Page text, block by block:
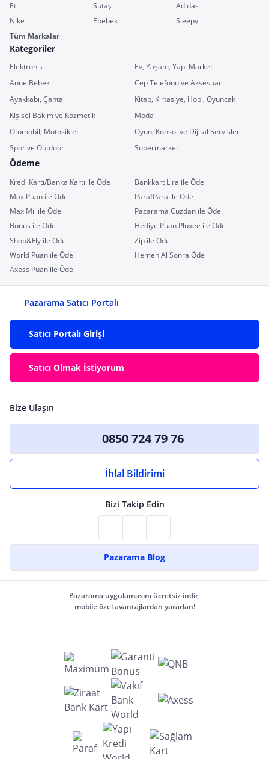
Eti
Sütaş
Adidas
Nike
Ebebek
Sleepy
Tüm Markalar
Kategoriler
Elektronik
Ev, Yaşam, Yapı Market
Anne Bebek
Cep Telefonu ve Aksesuar
Ayakkabı, Çanta
Kitap, Kırtasiye, Hobi, Oyuncak
Kişisel Bakım ve Kozmetik
Moda
Otomobil, Motosiklet
Oyun, Konsol ve Dijital Servisler
Spor ve Outdoor
Süpermarket
Ödeme
Kredi Kartı/Banka Kartı ile Öde
Bankkart Lira ile Öde
MaxiPuan ile Öde
ParafPara ile Öde
MaxiMil ile Öde
Pazarama Cüzdan ile Öde
Bonus ile Öde
Hediye Puan Pluxee ile Öde
Shop&Fly ile Öde
Zip ile Öde
World Puan ile Öde
Hemen Al Sonra Öde
Axess Puan ile Öde
Pazarama Satıcı Portalı
Satıcı Portalı Girişi
Satıcı Olmak İstiyorum
Bize Ulaşın
0850 724 79 76
İhlal Bildirimi
Bizi Takip Edin
Pazarama Blog
Pazarama uygulamasını ücretsiz indir,
mobile özel avantajlardan yararlan!